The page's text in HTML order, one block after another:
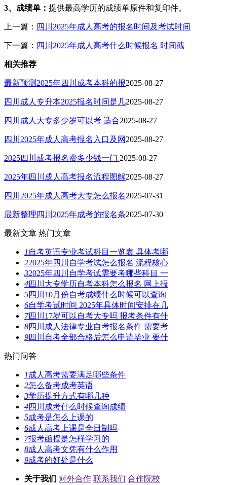
3、‌成绩单‌： 提供最高学历的成绩单原件和复印件‌。
上一篇： 四川2025年成人高考的报名时间及考试时间
下一篇： 四川2025年成人高考什么时候报名 时间截
相关推荐
最新预测2025年四川成考本科的报2025-08-27
四川成人专升本2025报名时间是几2025-08-27
四川成人大专多少岁可以考 适合2025-08-27
四川2025年成人高考报名入口及网2025-08-27
2025四川成考报名费多少钱一门 2025-08-27
2025年四川成人高考报名流程图解2025-08-27
四川2025年成人高考大专怎么报名2025-07-31
最新整理四川2025年成考的报名条2025-07-30
最新文章 热门文章
1自考英语专业考试科目一览表 具体考哪
22025年四川自学考试怎么报名 流程核心
32025年四川自学考试需要考哪些科目 一
4四川大专学历自考本科怎么报名 网上报
5四川10月份自考成绩什么时候可以查询
6自学考试时间 2025年具体时间安排在几
7四川17岁可以自考大专吗 报考条件有什
8四川成人法律专业自考报名条件 需要考
9四川自考全部合格后怎么申请毕业 要什
热门问答
1成人高考需要满足哪些条件
2怎么备考成考英语
3学历提升方式有哪几种
4四川成考什么时候查询成绩
5成考是怎么上课的
6成人高考上课是全日制吗
7报考函授是怎样学习的
8成人高考文凭有什么作用
9成考的好处是什么
关于我们 对外合作 联系我们 合作院校